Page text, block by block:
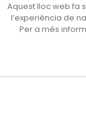
C. de
Horari
Aquest lloc web fa
l’experiència de
Per a més